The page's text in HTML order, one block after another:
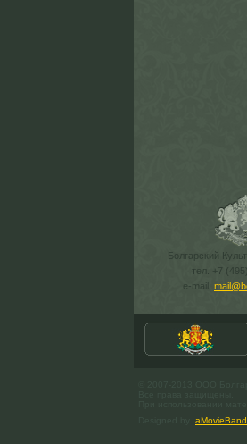
Болгарский
тел. +7
e-mail:
aMovieBand